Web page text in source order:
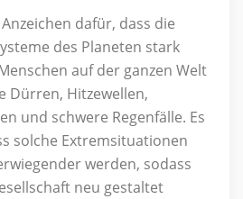
dafür, dass die
des Planeten stark
auf der ganzen Welt
Dürren, Hitzewellen,
und schwere Regenfälle. Es
solche Extremsituationen
werden, sodass
neu gestaltet